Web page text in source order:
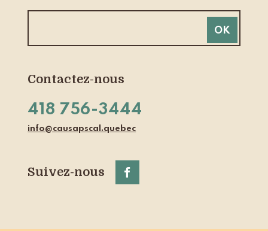
Contactez-nous
418 756-3444
info@causapscal.quebec
Suivez-nous